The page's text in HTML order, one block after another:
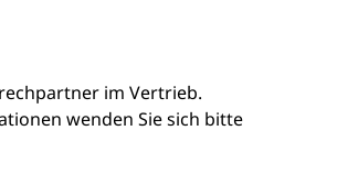
im Vertrieb.
wenden Sie sich bitte